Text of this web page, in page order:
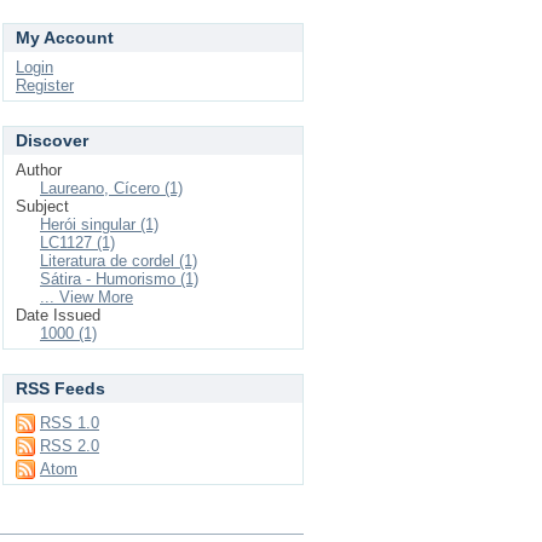
My Account
Login
Register
Discover
Author
Laureano, Cícero (1)
Subject
Herói singular (1)
LC1127 (1)
Literatura de cordel (1)
Sátira - Humorismo (1)
... View More
Date Issued
1000 (1)
RSS Feeds
RSS 1.0
RSS 2.0
Atom